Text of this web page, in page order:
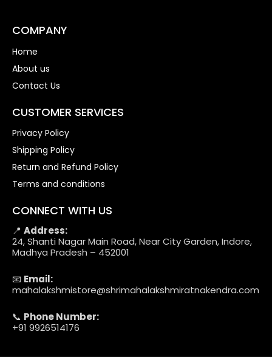
COMPANY
Home
About us
Contact Us
CUSTOMER SERVICES
Privacy Policy
Shipping Policy
Return and Refund Policy
Terms and conditions
CONNECT WITH US
📍 Address:
24, Shanti Nagar Main Road, Near City Garden, Indore,
Madhya Pradesh – 452001
📧 Email:
mahalakshmistore@shrimahalakshmiratnakendra.com
📞 Phone Number:
+91 9926514176